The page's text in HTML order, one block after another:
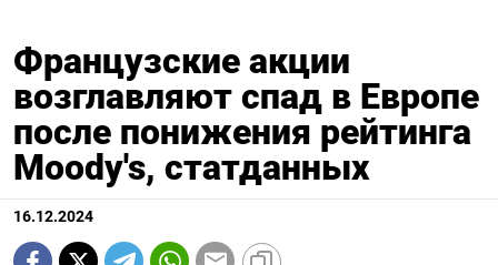
Французские акции
возглавляют спад в Европе
после понижения рейтинга
Moody's, статданных
16.12.2024